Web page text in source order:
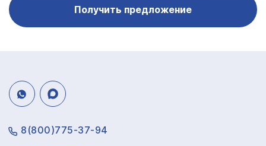
Получить предложение
8(800)775-37-94